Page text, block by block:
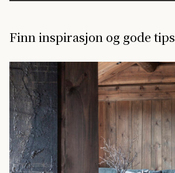
Finn inspirasjon og gode tips